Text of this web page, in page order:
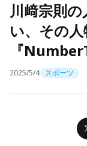
川﨑宗則
い、その
『
2025/5/4 スポーツ